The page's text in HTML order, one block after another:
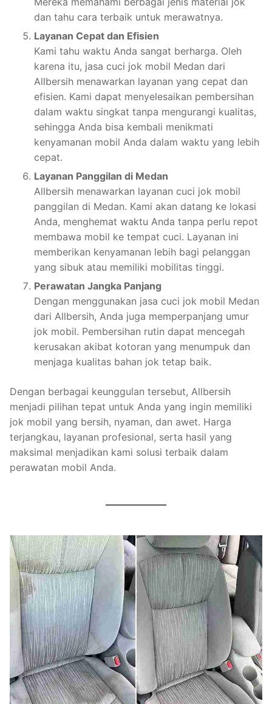
dan tahu cara terbaik untuk merawatnya.
Layanan Cepat dan Efisien
Kami tahu waktu Anda sangat berharga. Oleh
karena itu, jasa cuci jok mobil Medan dari
Allbersih menawarkan layanan yang cepat dan
efisien. Kami dapat menyelesaikan pembersihan
dalam waktu singkat tanpa mengurangi kualitas,
sehingga Anda bisa kembali menikmati
kenyamanan mobil Anda dalam waktu yang lebih
cepat.
Layanan Panggilan di Medan
Allbersih menawarkan layanan cuci jok mobil
panggilan di Medan. Kami akan datang ke lokasi
Anda, menghemat waktu Anda tanpa perlu repot
membawa mobil ke tempat cuci. Layanan ini
memberikan kenyamanan lebih bagi pelanggan
yang sibuk atau memiliki mobilitas tinggi.
Perawatan Jangka Panjang
Dengan menggunakan jasa cuci jok mobil Medan
dari Allbersih, Anda juga memperpanjang umur
jok mobil. Pembersihan rutin dapat mencegah
kerusakan akibat kotoran yang menumpuk dan
menjaga kualitas bahan jok tetap baik.
Dengan berbagai keunggulan tersebut, Allbersih
menjadi pilihan tepat untuk Anda yang ingin memiliki
jok mobil yang bersih, nyaman, dan awet. Harga
terjangkau, layanan profesional, serta hasil yang
maksimal menjadikan kami solusi terbaik dalam
perawatan mobil Anda.